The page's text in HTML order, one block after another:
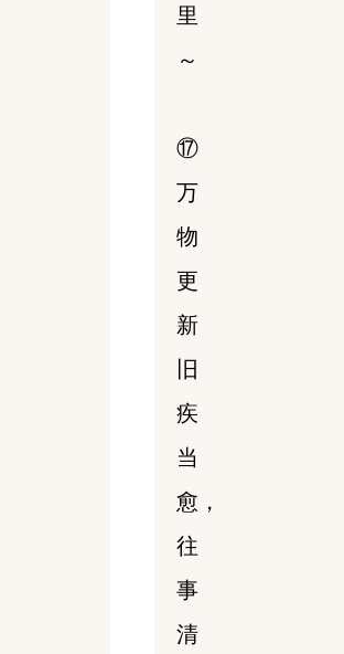
里
～
⑰
万
物
更
新
旧
疾
当
愈，
往
事
清